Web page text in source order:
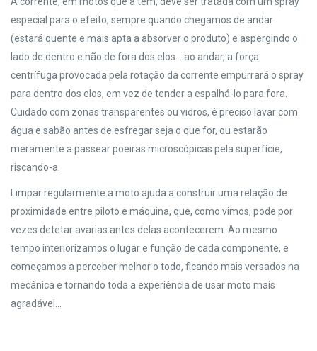
especial para o efeito, sempre quando chegamos de andar
(estará quente e mais apta a absorver o produto) e aspergindo o
lado de dentro e não de fora dos elos… ao andar, a força
centrífuga provocada pela rotação da corrente empurrará o spray
para dentro dos elos, em vez de tender a espalhá-lo para fora.
Cuidado com zonas transparentes ou vidros, é preciso lavar com
água e sabão antes de esfregar seja o que for, ou estarão
meramente a passear poeiras microscópicas pela superfície,
riscando-a.
Limpar regularmente a moto ajuda a construir uma relação de
proximidade entre piloto e máquina, que, como vimos, pode por
vezes detetar avarias antes delas acontecerem. Ao mesmo
tempo interiorizamos o lugar e função de cada componente, e
começamos a perceber melhor o todo, ficando mais versados na
mecânica e tornando toda a experiência de usar moto mais
agradável…